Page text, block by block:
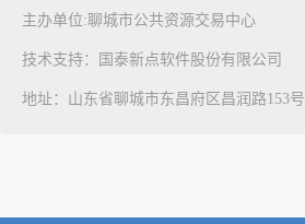
主办单位:聊城市公共资源交易中心
技术支持：国泰新点软件股份有限公司
地址：山东省聊城市东昌府区昌润路153号